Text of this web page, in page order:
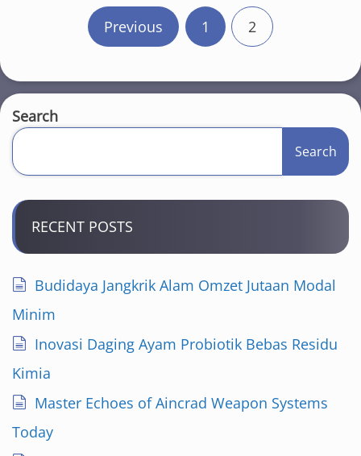
s
t
s
p
a
g
i
n
a
t
i
o
Previous 1 2
Search
Search
RECENT POSTS
Budidaya Jangkrik Alam Omzet Jutaan Modal
Minim
Inovasi Daging Ayam Probiotik Bebas Residu
Kimia
Master Echoes of Aincrad Weapon Systems
Today